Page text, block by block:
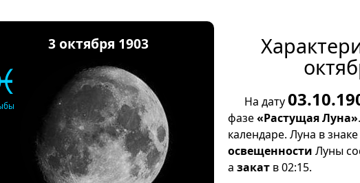
3 октября 1903
На дату
фазе«Растущая Луна»
календаре. Луна в
освещенности Луны
а закат в 02:15.